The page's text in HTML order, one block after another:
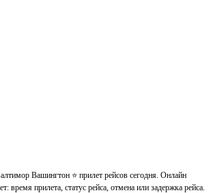
Вашингтон ⭐ прилет рейсов сегодня. Онлайн
время прилета, статус рейса, отмена или задержка рейса.